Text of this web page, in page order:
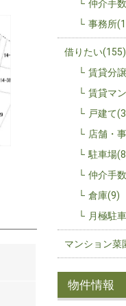
仲介手
事務所
借りたい(155)
賃貸分
賃貸マ
戸建て
店舗・
駐車場
仲介手
倉庫(9)
月極駐
マンション菜
物件情報